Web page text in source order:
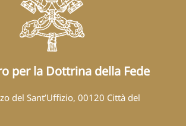
per la Dottrina della Fede
del Sant’Uffizio, 00120 Città del